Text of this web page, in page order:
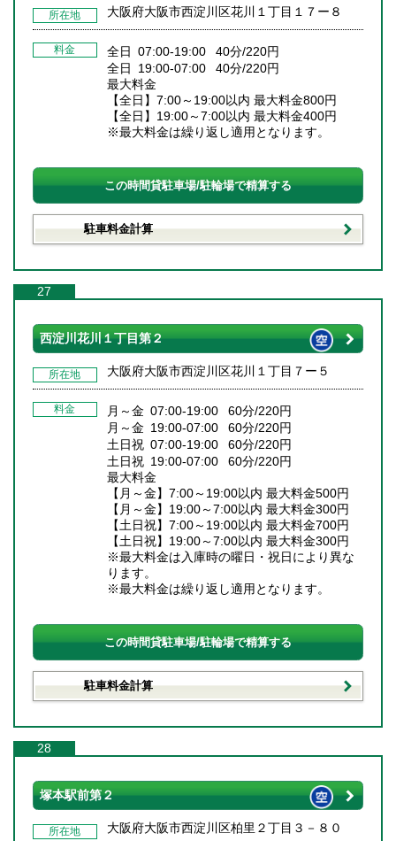
所在地 大阪府大阪市西淀川区花川１丁目１７ー８
料金
全日 07:00-19:00 40分/220円
全日 19:00-07:00 40分/220円
最大料金
【全日】7:00～19:00以内 最大料金800円
【全日】19:00～7:00以内 最大料金400円
※最大料金は繰り返し適用となります。
この時間貸駐車場/駐輪場で精算する
駐車料金計算
27
西淀川花川１丁目第２
所在地 大阪府大阪市西淀川区花川１丁目７ー５
料金
月～金 07:00-19:00 60分/220円
月～金 19:00-07:00 60分/220円
土日祝 07:00-19:00 60分/220円
土日祝 19:00-07:00 60分/220円
最大料金
【月～金】7:00～19:00以内 最大料金500円
【月～金】19:00～7:00以内 最大料金300円
【土日祝】7:00～19:00以内 最大料金700円
【土日祝】19:00～7:00以内 最大料金300円
※最大料金は入庫時の曜日・祝日により異な
ります。
※最大料金は繰り返し適用となります。
この時間貸駐車場/駐輪場で精算する
駐車料金計算
28
塚本駅前第２
所在地 大阪府大阪市西淀川区柏里２丁目３－８０